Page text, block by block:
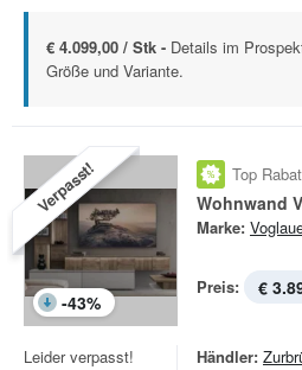
€ 4.099,00 / Stk - Details im
Größe und Variante.
Verpasst!
-43%
Top
Wohnwand
Marke:
Preis: €
Leider verpasst!
Händler: